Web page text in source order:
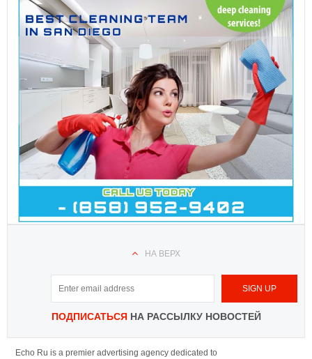
НА ВЕРХ
ПОДПИСАТЬСЯНА РАССЫЛКУ НОВОСТЕЙ
Echo Ru is a premier advertising agency dedicated to